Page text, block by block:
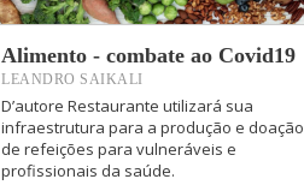
Alimento - combate ao Covid19
LEANDRO SAIKALI
D’autore Restaurante utilizará sua
infraestrutura para a produção e doação
de refeições para vulneráveis e
profissionais da saúde.